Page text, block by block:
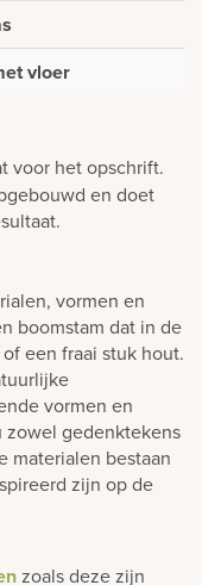
vloer
voor het opschrift.
en doet
vormen en
boomstam dat in de
een fraai stuk hout.
vormen en
gedenktekens
materialen bestaan
zijn op de
zoals deze zijn